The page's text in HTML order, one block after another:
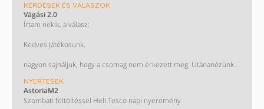
KÉRDÉSEK ÉS VÁLASZOK
Vágási 2.0
Írtam nekik, a válasz:
Kedves Játékosunk,
nagyon sajnáljuk, hogy a csomag nem érkezett meg. Utánanézünk a
Köszönjük a türelmedet és a megértésedet!
NYERTESEK
AstoriaM2
Szombati feltöltéssel Hell Tesco napi nyeremény